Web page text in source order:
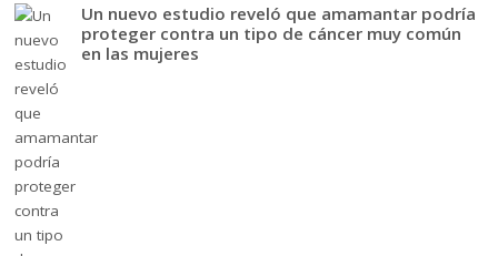
Un nuevo estudio reveló que amamantar podría
proteger contra un tipo de cáncer muy común
en las mujeres